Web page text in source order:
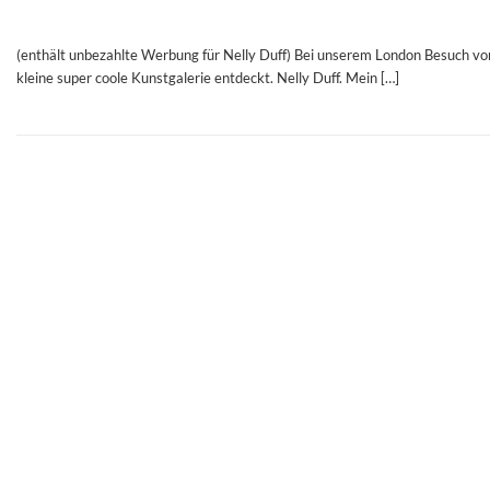
(enthält unbezahlte Werbung für Nelly Duff) Bei unserem London Besuch
kleine super coole Kunstgalerie entdeckt. Nelly Duff. Mein […]